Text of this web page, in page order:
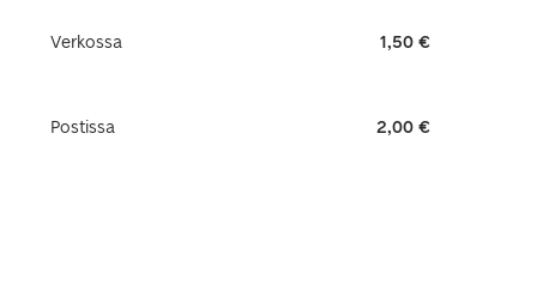
Verkossa 1,50 €
Postissa 2,00 €